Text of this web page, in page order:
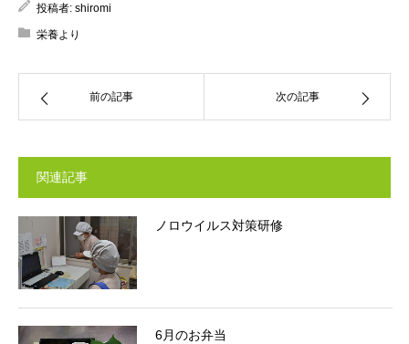
投稿者: shiromi
栄養より
前の記事 次の記事
関連記事
ノロウイルス対策研修
6月のお弁当